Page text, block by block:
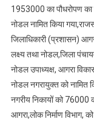
1953000 का पौधरोपण का
नोडल नामित किया
जिलाधिकारी (प्रशासन)
लक्ष्य तथा नोडल,जिला
नोडल उपाध्यक्ष, आगरा
नोडल नगरायुक्त को नामित
नगरीय निकायों को 76000
आगरा,लोक निर्माण विभाग,